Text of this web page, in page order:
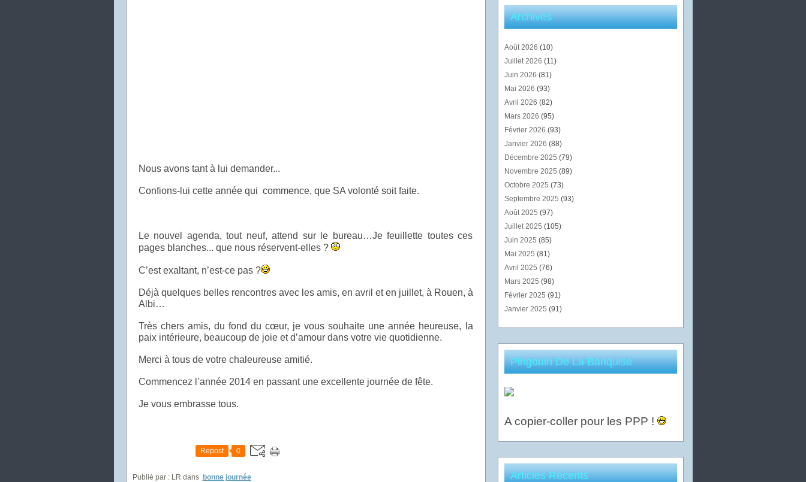
Nous avons tant à lui demander...
Confions-lui cette année qui commence, que SA volonté soit faite.
Le nouvel agenda, tout neuf, attend sur le bureau…Je feuillette toutes ces
pages blanches... que nous réservent-elles ?
C’est exaltant, n’est-ce pas ?
Déjà quelques belles rencontres avec les amis, en avril et en juillet, à Rouen, à
Albi…
Très chers amis, du fond du cœur, je vous souhaite une année heureuse, la
paix intérieure, beaucoup de joie et d’amour dans votre vie quotidienne.
Merci à tous de votre chaleureuse amitié.
Commencez l’année 2014 en passant une excellente journée de fête.
Je vous embrasse tous.
Repost 0
Publié par : LR dans bonne journée
Archives
Août 2026 (10)
Juillet 2026 (11)
Juin 2026 (81)
Mai 2026 (93)
Avril 2026 (82)
Mars 2026 (95)
Février 2026 (93)
Janvier 2026 (88)
Décembre 2025 (79)
Novembre 2025 (89)
Octobre 2025 (73)
Septembre 2025 (93)
Août 2025 (97)
Juillet 2025 (105)
Juin 2025 (85)
Mai 2025 (81)
Avril 2025 (76)
Mars 2025 (98)
Février 2025 (91)
Janvier 2025 (91)
Pingouin De La Banquise
A copier-coller pour les PPP !
Articles Récents